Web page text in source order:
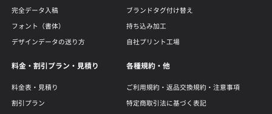
完全データ入稿
フォント（書体）
デザインデータの送り方
ブランドタグ付け替え
持ち込み加工
自社プリント工場
料金・割引プラン・見積り
料金表・見積り
割引プラン
各種規約・他
ご利用規約・返品交換規約・注意事項
特定商取引法に基づく表記